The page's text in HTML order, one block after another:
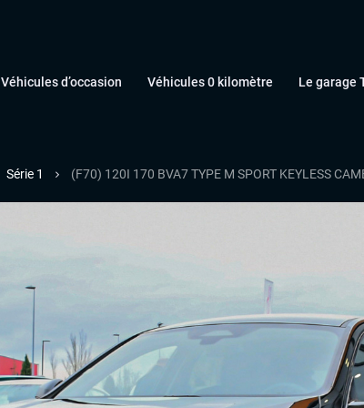
Véhicules d’occasion Véhicules 0 kilomètre Le garage
Série 1 (F70) 120I 170 BVA7 TYPE M SPORT KEYLESS